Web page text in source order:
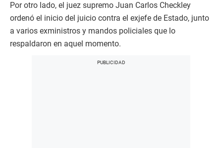
Por otro lado, el juez supremo Juan Carlos Checkley
ordenó el inicio del juicio contra el exjefe de Estado, junto
a varios exministros y mandos policiales que lo
respaldaron en aquel momento.